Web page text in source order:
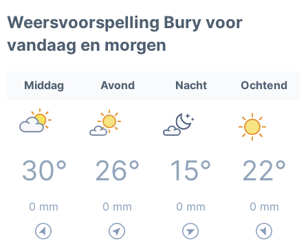
Weersvoorspelling Bury voor
vandaag en morgen
Middag Avond Nacht Ochtend
30° 26° 15° 22°
0 mm 0 mm 0 mm 0 mm